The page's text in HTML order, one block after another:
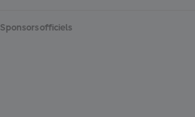
Sponsors officiels